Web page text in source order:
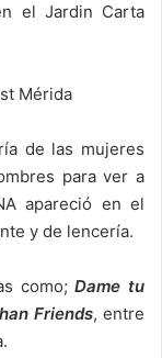
el Jardin Carta
de las mujeres
para ver a
apareció en el
y de lencería.
como;Dame tu
Friends, entre